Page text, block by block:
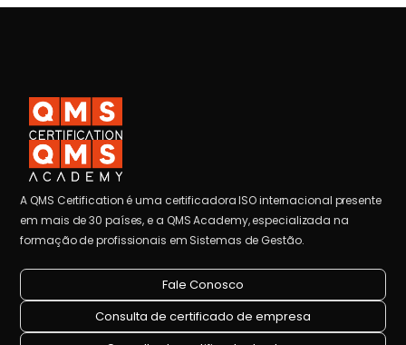
A QMS Certification é uma certificadora ISO internacional presente
em mais de 30 países, e a QMS Academy, especializada na
formação de profissionais em Sistemas de Gestão.
Fale Conosco
Consulta de certificado de empresa